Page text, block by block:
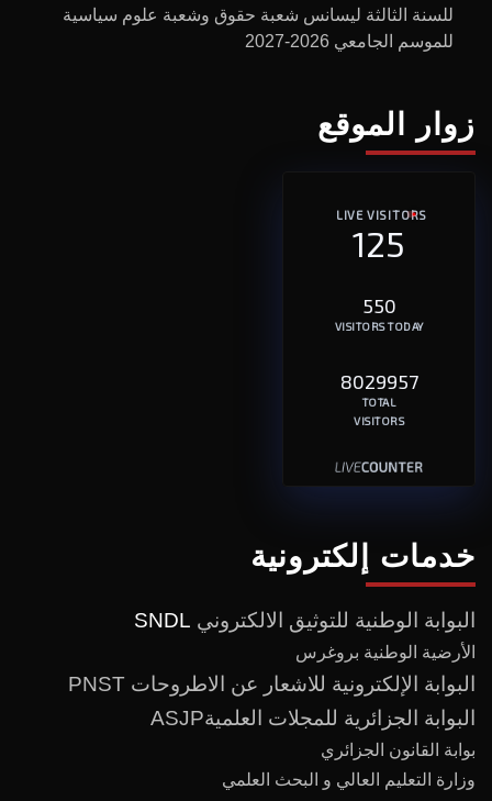
للسنة الثالثة ليسانس شعبة حقوق وشعبة علوم سياسية
للموسم الجامعي 2026-2027
زوار الموقع
LIVE VISITORS
125
550
VISITORS TODAY
8029957
TOTAL
VISITORS
خدمات إلكترونية
البوابة الوطنية للتوثيق الالكتروني
الأرضية الوطنية بروغرس
البوابة الإلكترونية للاشعار عن الاطروحات PNST
البوابة الجزائرية للمجلات العلميةASJP
بوابة القانون الجزائري
وزارة التعليم العالي و البحث العلمي